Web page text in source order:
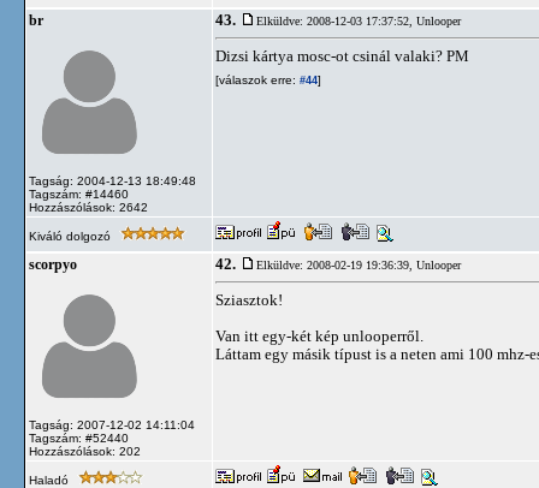
br
Tagság: 2004-12-13 18:49:48
Tagszám: #14460
Hozzászólások: 2642
43. Elküldve: 2008-12-03 17:37:52, Unlooper
Dizsi kártya mosc-ot csinál valaki? PM
[válaszok erre: #44]
Kiváló dolgozó
scorpyo
Tagság: 2007-12-02 14:11:04
Tagszám: #52440
Hozzászólások: 202
42. Elküldve: 2008-02-19 19:36:39, Unlooper
Sziasztok!
Van itt egy-két kép unlooperről.
Láttam egy másik típust is a neten ami 100
Haladó